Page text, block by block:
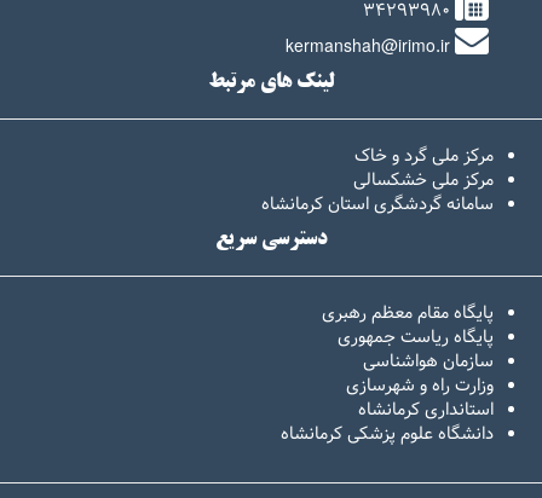
34293980
kermanshah@irimo.ir
لینک های مرتبط
مرکز ملی گرد و خاک
مرکز ملی خشکسالی
سامانه گردشگری استان کرمانشاه
دسترسی سریع
پایگاه مقام معظم رهبری
پایگاه ریاست جمهوری
سازمان هواشناسی
وزارت راه و شهرسازی
استانداری کرمانشاه
دانشگاه علوم پزشکی کرمانشاه